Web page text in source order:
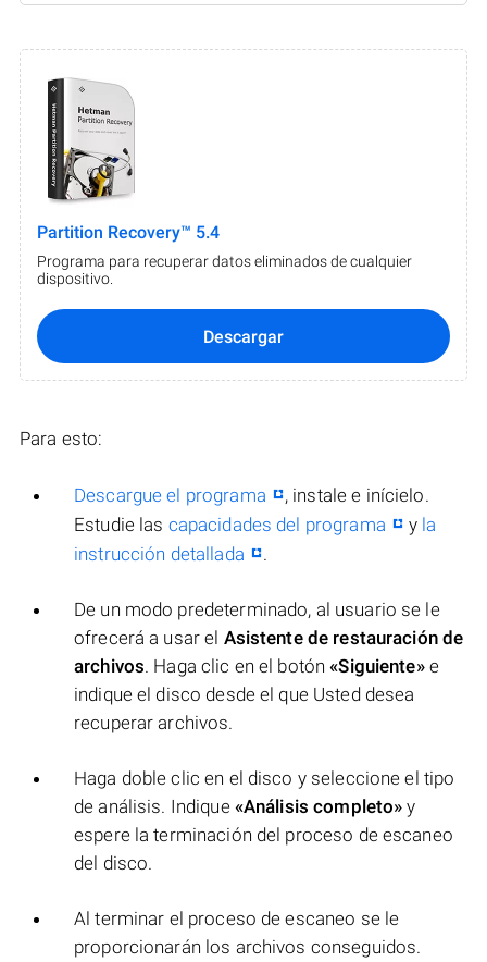
Partition Recovery™ 5.4
Programa para recuperar datos eliminados de cualquier
dispositivo.
Descargar
Para esto:
Descargue el programa
, instale e inícielo.
Estudie las capacidades del programa y la
instrucción detallada
.
De un modo predeterminado, al usuario se le
ofrecerá a usar el Asistente de restauración de
archivos. Haga clic en el botón«Siguiente»e
indique el disco desde el que Usted desea
recuperar archivos.
Haga doble clic en el disco y seleccione el tipo
de análisis. Indique «Análisis completo» y
espere la terminación del proceso de escaneo
del disco.
Al terminar el proceso de escaneo se le
proporcionarán los archivos conseguidos.